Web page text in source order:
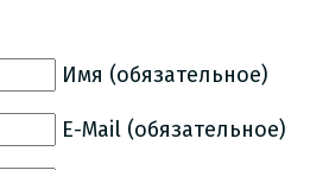
Имя (обязательное)
E-Mail (обязательное)